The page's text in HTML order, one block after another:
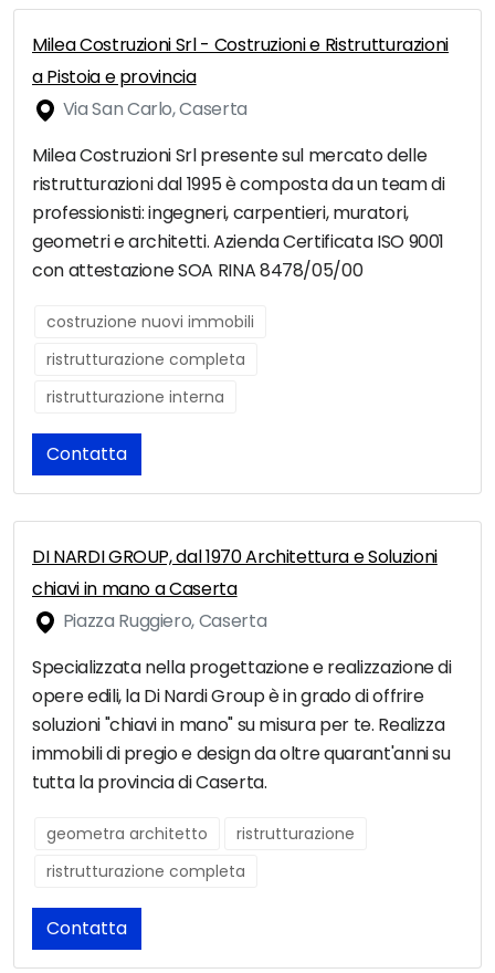
Milea Costruzioni Srl - Costruzioni e Ristrutturazioni
a Pistoia e provincia
Via San Carlo, Caserta
Milea Costruzioni Srl presente sul mercato delle
ristrutturazioni dal 1995 è composta da un team di
professionisti: ingegneri, carpentieri, muratori,
geometri e architetti. Azienda Certificata ISO 9001
con attestazione SOA RINA 8478/05/00
costruzione nuovi immobili
ristrutturazione completa
ristrutturazione interna
Contatta
DI NARDI GROUP, dal 1970 Architettura e Soluzioni
chiavi in mano a Caserta
Piazza Ruggiero, Caserta
Specializzata nella progettazione e realizzazione di
opere edili, la Di Nardi Group è in grado di offrire
soluzioni "chiavi in mano" su misura per te. Realizza
immobili di pregio e design da oltre quarant'anni su
tutta la provincia di Caserta.
geometra architetto
ristrutturazione
ristrutturazione completa
Contatta